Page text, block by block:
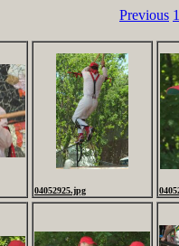
Previous 1
04052925.jpg